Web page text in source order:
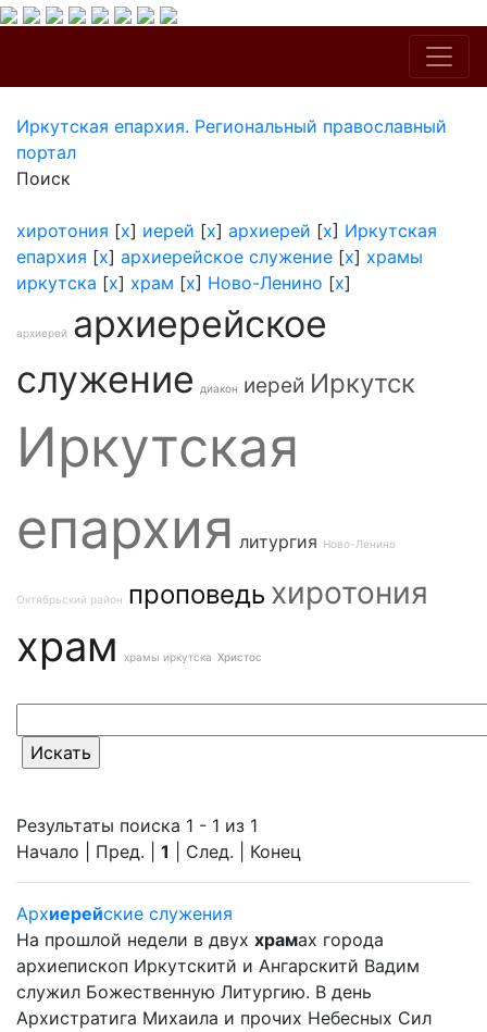
Иркутская епархия. Региональный православный
портал
Поиск
хиротония [x] иерей [x] архиерей [x] Иркутская
епархия [x] архиерейское служение [x] храмы
иркутска [x] храм [x] Ново-Ленино [x]
архиерей архиерейское
служение
диакон иерей Иркутск
Иркутская
епархия литургия Ново-Ленино
Октябрьский район проповедь хиротония
храм храмы иркутска Христос
Результаты поиска 1 - 1 из 1
Начало | Пред. | 1 | След. | Конец
Архиерейские служения
На прошлой недели в двух храмах города
архиепископ Иркутскитй и Ангарскитй Вадим
служил Божественную Литургию. В день
Архистратига Михаила и прочих Небесных Сил